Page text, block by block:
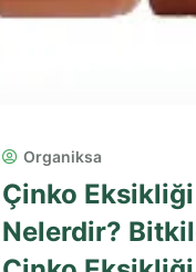
Organiksa
Çinko
Nelerdir?